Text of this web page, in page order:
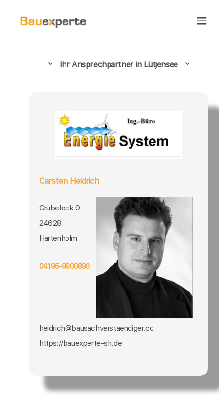
Ihr Ansprechpartner in Lütjensee
Carsten Heidrich
Grubeleck 9
24628
Hartenholm
04195-9900890
heidrich@bausachverstaendiger.cc
https://bauexperte-sh.de